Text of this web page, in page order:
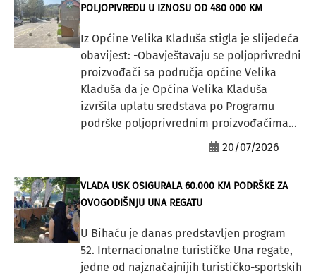
POLJOPIVREDU U IZNOSU OD 480 000 KM
Iz Općine Velika Kladuša stigla je slijedeća
obavijest: -Obavještavaju se poljoprivredni
proizvođači sa područja općine Velika
Kladuša da je Općina Velika Kladuša
izvršila uplatu sredstava po Programu
podrške poljoprivrednim proizvođačima...
20/07/2026
VLADA USK OSIGURALA 60.000 KM PODRŠKE ZA
OVOGODIŠNJU UNA REGATU
U Bihaću je danas predstavljen program
52. Internacionalne turističke Una regate,
jedne od najznačajnijih turističko-sportskih